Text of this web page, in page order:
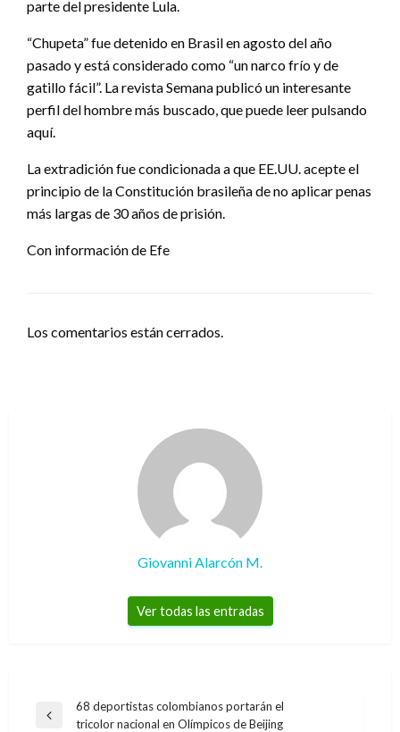
parte del presidente Lula.
“Chupeta” fue detenido en Brasil en agosto del año
pasado y está considerado como “un narco frío y de
gatillo fácil”. La revista Semana publicó un interesante
perfil del hombre más buscado, que puede leer pulsando
aquí.
La extradición fue condicionada a que EE.UU. acepte el
principio de la Constitución brasileña de no aplicar penas
más largas de 30 años de prisión.
Con información de Efe
Los comentarios están cerrados.
Giovanni Alarcón M.
Ver todas las entradas
Navegación
Entrada
68 deportistas colombianos portarán el
tricolor nacional en Olímpicos de Beijing